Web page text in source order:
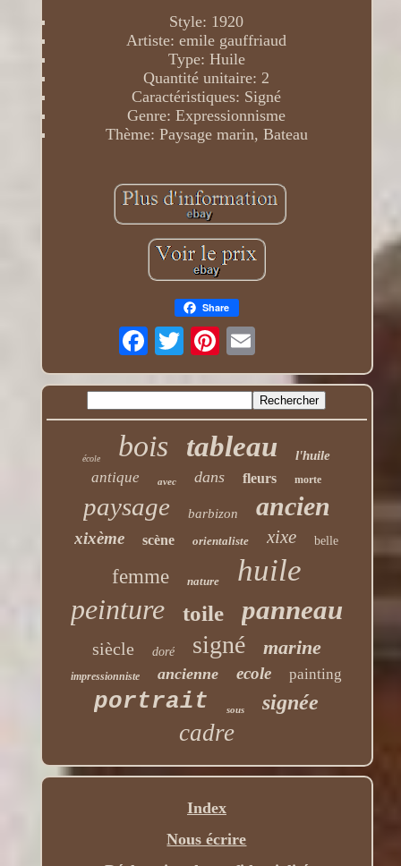
Style: 1920
Artiste: emile gauffriaud
Type: Huile
Quantité unitaire: 2
Caractéristiques: Signé
Genre: Expressionnisme
Thème: Paysage marin, Bateau
Share
école bois tableau l'huile
antique avec dans fleurs morte
paysage barbizon ancien
xixème scène orientaliste xixe belle
femme nature huile
peinture toile panneau
siècle doré signé marine
impressionniste ancienne ecole painting
portrait sous signée
cadre
Index
Nous écrire